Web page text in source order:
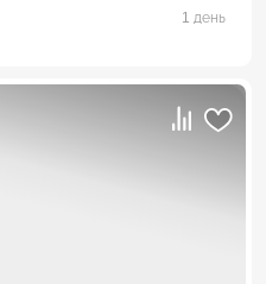
1 день